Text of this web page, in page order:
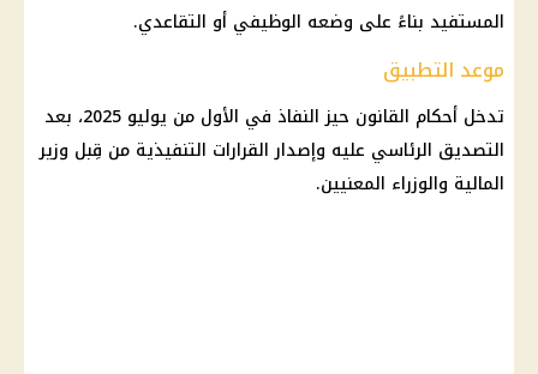
المستفيد بناءً على وضعه الوظيفي أو التقاعدي.
موعد التطبيق
تدخل أحكام القانون حيز النفاذ في الأول من يوليو 2025، بعد
التصديق الرئاسي عليه وإصدار القرارات التنفيذية من قِبل وزير
المالية والوزراء المعنيين.